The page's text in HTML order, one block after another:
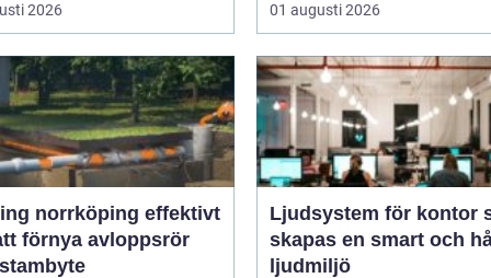
2026 01 augusti 2026
norrköping effektivt
förnya avloppsrör
Ljudsystem för kontor så
skapas en smart och
ljudmiljö